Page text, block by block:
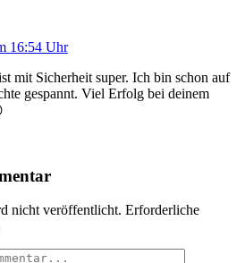
16:54 Uhr
mit Sicherheit super. Ich bin schon auf
gespannt. Viel Erfolg bei deinem
nicht veröffentlicht. Erforderliche